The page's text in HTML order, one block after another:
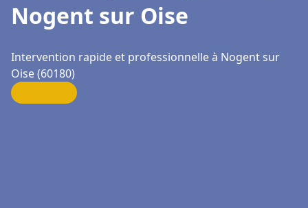
Nogent sur Oise
Intervention rapide et professionnelle à Nogent sur
Oise (60180)